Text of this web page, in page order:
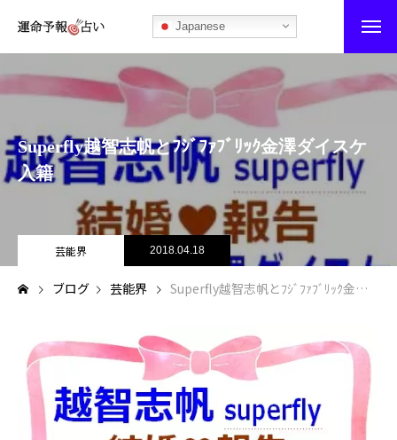
Japanese
運命予報占い
あなたの所属部屋を探そう！
最恐の相性占い
秘伝公開！吉凶カレンダー
記事カテゴリー
ブログ
お知らせ
芸能界
Superfly越智志帆とﾌｼﾞﾌｧﾌﾞﾘｯｸ金澤ダイスケ
入籍
芸能界 2018.04.18
ブログ 芸能界 Superfly越智志帆とﾌｼﾞﾌｧﾌﾞﾘｯｸ金澤ダイスケ入籍